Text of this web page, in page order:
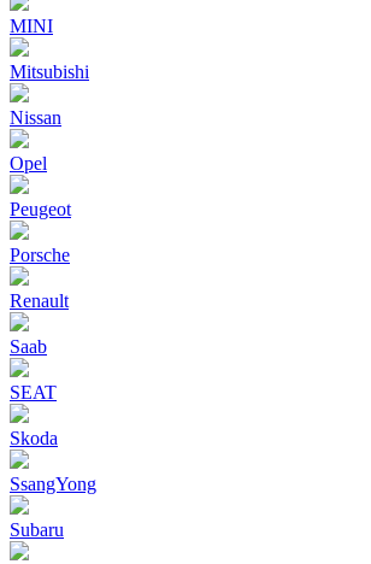
MINI
Mitsubishi
Nissan
Opel
Peugeot
Porsche
Renault
Saab
SEAT
Skoda
SsangYong
Subaru